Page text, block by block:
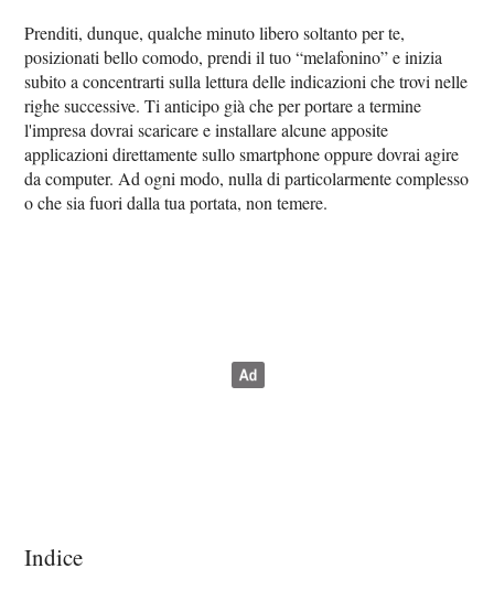
Prenditi, dunque, qualche minuto libero soltanto per te,
posizionati bello comodo, prendi il tuo “melafonino” e inizia
subito a concentrarti sulla lettura delle indicazioni che trovi nelle
righe successive. Ti anticipo già che per portare a termine
l'impresa dovrai scaricare e installare alcune apposite
applicazioni direttamente sullo smartphone oppure dovrai agire
da computer. Ad ogni modo, nulla di particolarmente complesso
o che sia fuori dalla tua portata, non temere.
Indice